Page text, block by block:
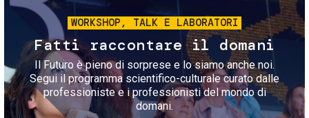
WORKSHOP, TALK E LABORATORI
Fatti raccontare il domani
Il Futuro è pieno di sorprese e lo siamo anche noi.
Segui il programma scientifico-culturale curato dalle
professioniste e i professionisti del mondo di
domani.